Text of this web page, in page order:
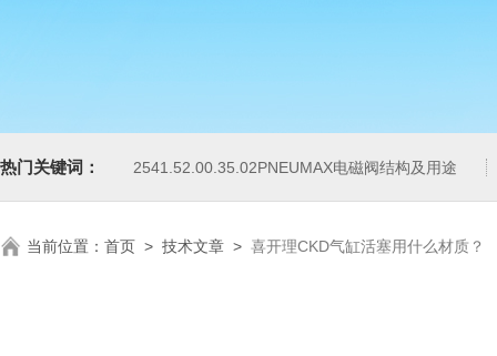
热门关键词： 2541.52.00.35.02PNEUMAX电磁阀结构及用途
当前位置： 首页 > 技术文章 > 喜开理CKD气缸活塞用什么材质？